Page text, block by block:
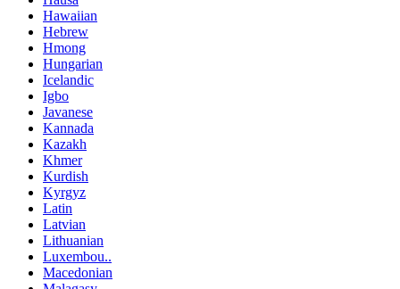
Hawaiian
Hebrew
Hmong
Hungarian
Icelandic
Igbo
Javanese
Kannada
Kazakh
Khmer
Kurdish
Kyrgyz
Latin
Latvian
Lithuanian
Luxembou..
Macedonian